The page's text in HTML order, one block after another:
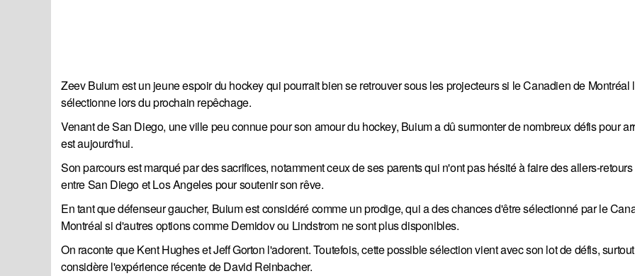
Zeev Buium est un jeune espoir du hockey qui pourrait bien se retrouver sous les projecteurs si le Canadien de Montréal
sélectionne lors du prochain repêchage.
Venant de San Diego, une ville peu connue pour son amour du hockey, Buium a dû surmonter de nombreux défis pour
est aujourd'hui.
Son parcours est marqué par des sacrifices, notamment ceux de ses parents qui n'ont pas hésité à faire des allers-
entre San Diego et Los Angeles pour soutenir son rêve.
En tant que défenseur gaucher, Buium est considéré comme un prodige, qui a des chances d'être sélectionné par le
Montréal si d'autres options comme Demidov ou Lindstrom ne sont plus disponibles.
On raconte que Kent Hughes et Jeff Gorton l'adorent. Toutefois, cette possible sélection vient avec son lot de défis,
considère l'expérience récente de David Reinbacher.